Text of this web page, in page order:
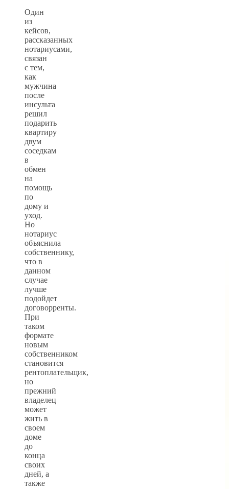
Один
из
кейсов,
рассказанных
нотариусами,
связан
с тем,
как
мужчина
после
инсульта
решил
подарить
квартиру
двум
соседкам
в
обмен
на
помощь
по
дому и
уход.
Но
нотариус
объяснила
собственнику,
что в
данном
случае
лучше
подойдет
договорренты.
При
таком
формате
новым
собственником
становится
рентоплательщик,
но
прежний
владелец
может
жить в
своем
доме
до
конца
своих
дней, а
также